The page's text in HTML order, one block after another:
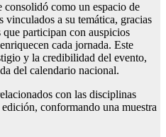
consolidó como un espacio de
vinculados a su temática, gracias
que participan con auspicios
cada jornada. Este
y la credibilidad del evento,
del calendario nacional.
con las disciplinas
conformando una muestra